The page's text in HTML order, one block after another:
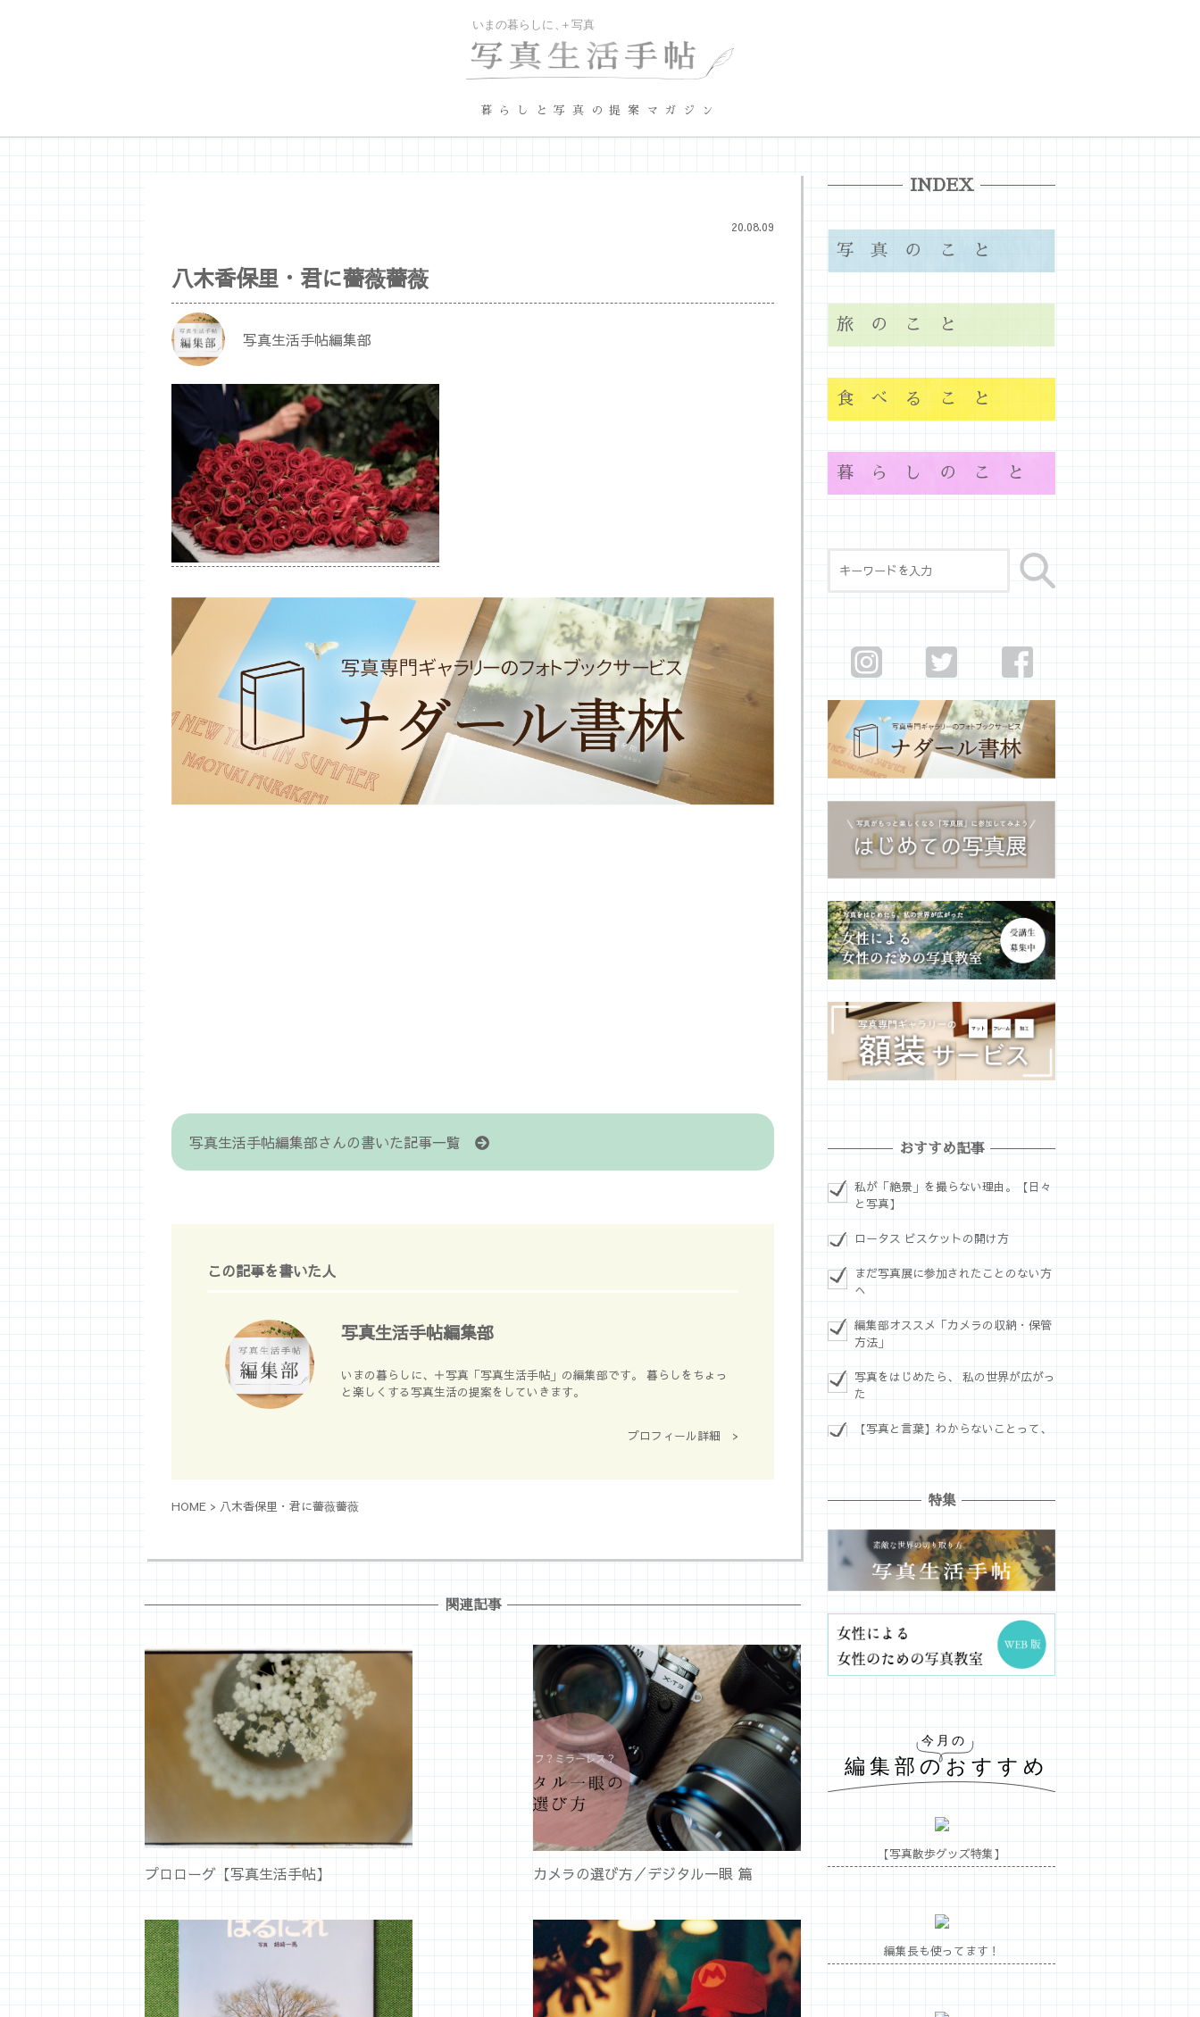
暮らしと写真の提案マガジン
20.08.09
八木香保里・君に薔薇薔薇
写真生活手帖編集部
写真生活手帖編集部さんの書いた記事一覧
この記事を書いた人
写真生活手帖編集部
いまの暮らしに、＋写真「写真生活手帖」の編集部です。 暮らしをちょっ
と楽しくする写真生活の提案をしていきます。
プロフィール詳細 >
HOME > 八木香保里・君に薔薇薔薇
関連記事
プロローグ【写真生活手帖】 カメラの選び方／デジタル一眼 篇
INDEX
写真のこと
旅のこと
食べること
暮らしのこと
おすすめ記事
私が「絶景」を撮らない理由。【日々
と写真】
ロータス ビスケットの開け方
まだ写真展に参加されたことのない方
へ
編集部オススメ「カメラの収納・保管
方法」
写真をはじめたら、 私の世界が広がっ
た
【写真と言葉】わからないことって、
特集
【写真散歩グッズ特集】
編集長も使ってます！